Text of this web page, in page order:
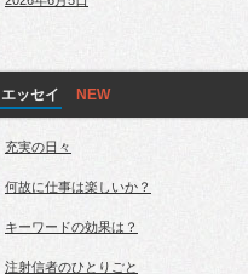
エッセイ
充実の日々
何故に仕事は楽しいか？
キーワードの効果は？
注射信者のひとりごと